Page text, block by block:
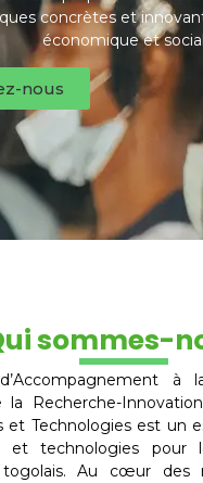
concrètes et
économique et social
nous
sommes-
à
la Recherche-
et Technologies est un
et technologies pour
togolais. Au cœur des